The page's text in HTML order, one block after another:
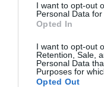
I want to opt-out
Personal Data for
Opted In
I want to opt-out
Retention, Sale,
Personal Data
Purposes for
Opted Out